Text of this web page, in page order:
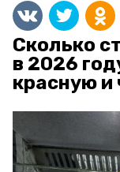
Сколько
в 2026
красную и